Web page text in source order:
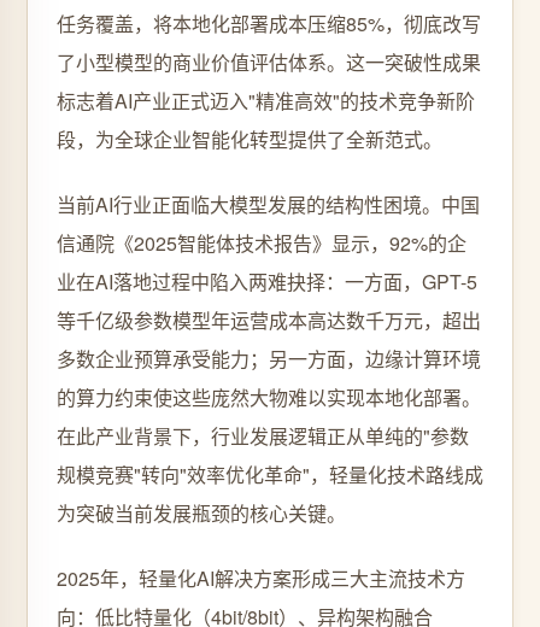
任务覆盖，将本地化部署成本压缩85%，彻底改写
了小型模型的商业价值评估体系。这一突破性成果
标志着AI产业正式迈入"精准高效"的技术竞争新阶
段，为全球企业智能化转型提供了全新范式。
当前AI行业正面临大模型发展的结构性困境。中国
信通院《2025智能体技术报告》显示，92%的企
业在AI落地过程中陷入两难抉择：一方面，GPT-5
等千亿级参数模型年运营成本高达数千万元，超出
多数企业预算承受能力；另一方面，边缘计算环境
的算力约束使这些庞然大物难以实现本地化部署。
在此产业背景下，行业发展逻辑正从单纯的"参数
规模竞赛"转向"效率优化革命"，轻量化技术路线成
为突破当前发展瓶颈的核心关键。
2025年，轻量化AI解决方案形成三大主流技术方
向：低比特量化（4bit/8bit）、异构架构融合